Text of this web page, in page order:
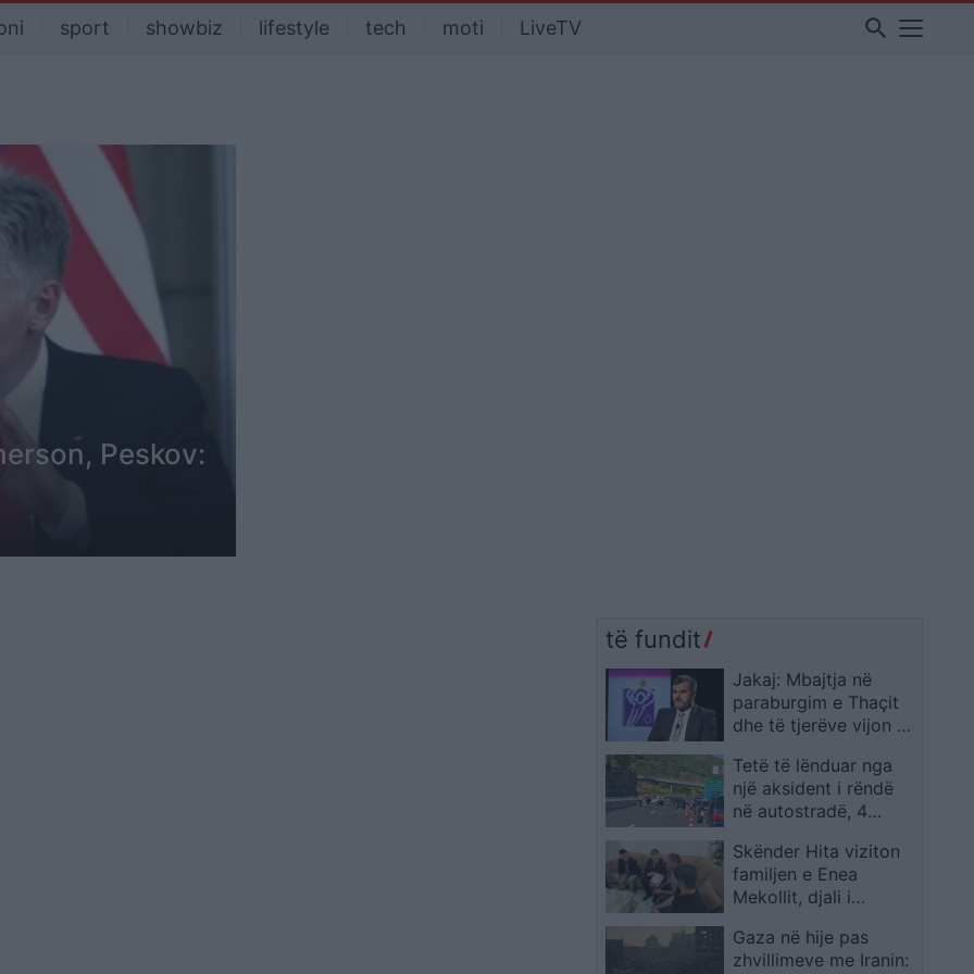
sport showbiz lifestyle tech moti LiveTV search
Peskov:
të fundit
Jakaj: Mbajtja në
paraburgim e Thaçit
dhe të tjerëve vijon të
kryesor
Tetë të lënduar nga
një aksident i rëndë
në autostradë, 4
Kufitare Vërmicë
Skënder Hita viziton
familjen e Enea
Mekollit, djali i
përkujdesje nga shteti
dhe i jepet një çek
Gaza në hije pas
zhvillimeve me Iranin: